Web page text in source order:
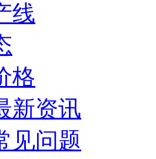
线
格
新资讯
见问题